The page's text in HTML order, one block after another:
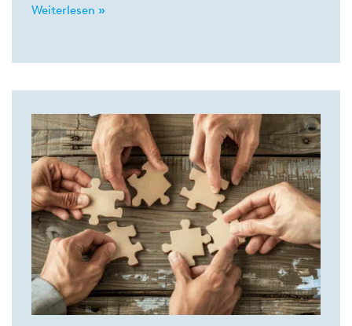
Weiterlesen »